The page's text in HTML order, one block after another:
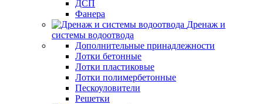
ДСП
Фанера
Дренаж и
системы водоотвода
Дополнительные принадлежности
Лотки бетонные
Лотки пластиковые
Лотки полимербетонные
Пескоуловители
Решетки